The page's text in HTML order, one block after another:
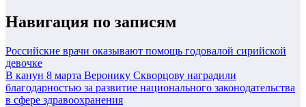
Навигация по записям
Российские врачи оказывают помощь годовалой сирийской
девочке
В канун 8 марта Веронику Скворцову наградили
благодарностью за развитие национального законодательства
в сфере здравоохранения